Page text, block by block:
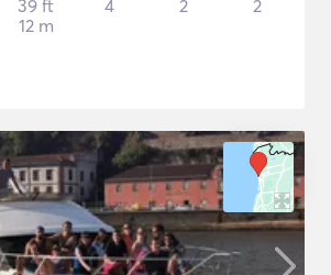
39 ft
12 m
4 2 2